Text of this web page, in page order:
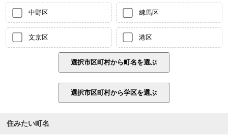
中野区 練馬区
文京区 港区
住みたい町名